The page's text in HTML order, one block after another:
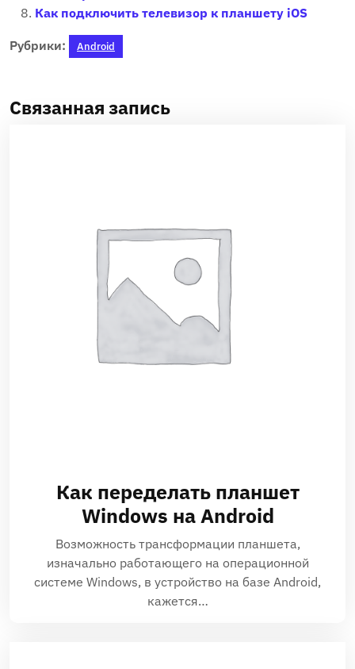
Как подключить телевизор к планшету iOS
Рубрики: Android
Связанная запись
Как переделать планшет
Windows на Android
Возможность трансформации планшета,
изначально работающего на операционной
системе Windows, в устройство на базе Android,
кажется…